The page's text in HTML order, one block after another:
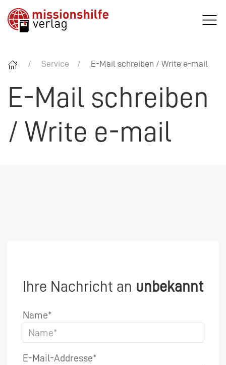
Service E-Mail schreiben / Write e-mail
E-Mail schreiben
/ Write e-mail
Ihre Nachricht an unbekannt
Name*
E-Mail-Addresse*